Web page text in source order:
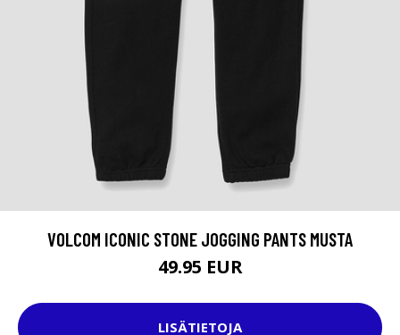
VOLCOM ICONIC STONE JOGGING PANTS MUSTA
49.95 EUR
LISÄTIETOJA